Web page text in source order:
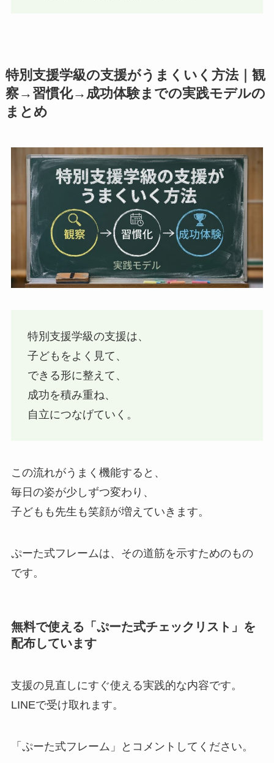
特別支援学級の支援がうまくいく方法｜観
察→習慣化→成功体験までの実践モデルの
まとめ
特別支援学級の支援は、
子どもをよく見て、
できる形に整えて、
成功を積み重ね、
自立につなげていく。
この流れがうまく機能すると、
毎日の姿が少しずつ変わり、
子どもも先生も笑顔が増えていきます。
ぷーた式フレームは、その道筋を示すためのもの
です。
無料で使える「ぷーた式チェックリスト」を
配布しています
支援の見直しにすぐ使える実践的な内容です。
LINEで受け取れます。
「ぷーた式フレーム」とコメントしてください。